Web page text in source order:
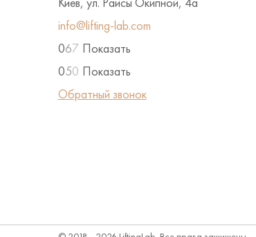
info@lifting-lab.com
067 Показать
050 Показать
Обратный звонок